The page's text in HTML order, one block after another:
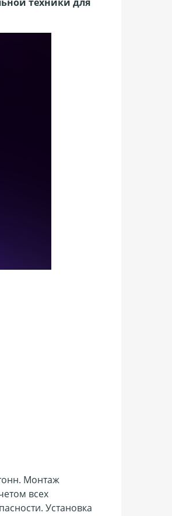
Монтаж
всех
Установка